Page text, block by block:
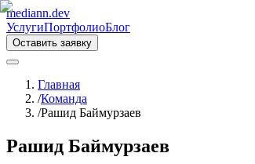
mediann.dev
УслугиПортфолиоБлог
Оставить заявку
Главная
/Команда
/Рашид Баймурзаев
Рашид Баймурзаев